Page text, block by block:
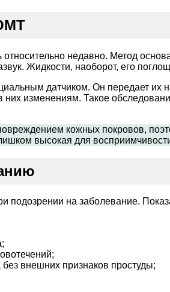
относительно недавно. Метод
Жидкости, наоборот, его
датчиком. Он передает их
изменениям. Такое
кожных покровов,
высокая для
подозрении на заболевание.
внешних признаков простуды;